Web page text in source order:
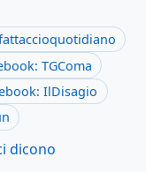
TGComa
IlDisagio
dicono